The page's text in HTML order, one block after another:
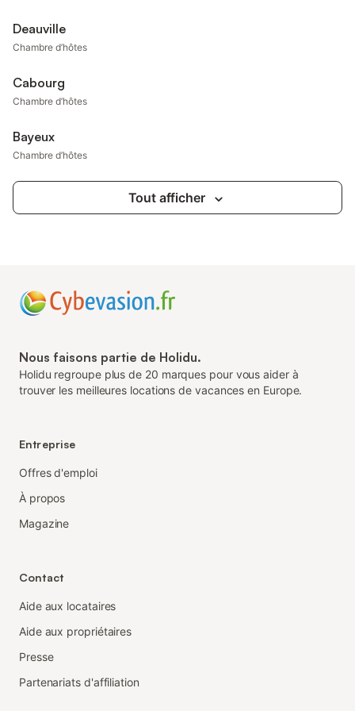
Deauville
Chambre d’hôtes
Cabourg
Chambre d’hôtes
Bayeux
Chambre d’hôtes
Tout afficher
Nous faisons partie de Holidu.
Holidu regroupe plus de 20 marques pour vous aider à
trouver les meilleures locations de vacances en Europe.
Entreprise
Offres d'emploi
À propos
Magazine
Contact
Aide aux locataires
Aide aux propriétaires
Presse
Partenariats d'affiliation